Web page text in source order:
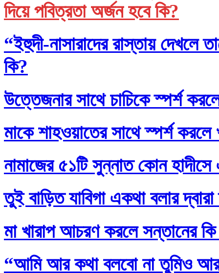
দিয়ে পবিত্রতা অর্জন হবে কি?
“ইহুদী-নাসারাদের রাস্তায় দেখলে
কি?
উত্তেজনার সাথে চাচিকে স্পর্শ
মাকে শাহওয়াতের সাথে স্পর্শ করলে
নামাজের ৫১টি সুন্নাত কোন হাদীসে
তুই বাড়িত যাবিগা একথা বলার
মা খারাপ আচরণ করলে সন্তানের
“আমি আর কথা বলবো না তুমিও আর